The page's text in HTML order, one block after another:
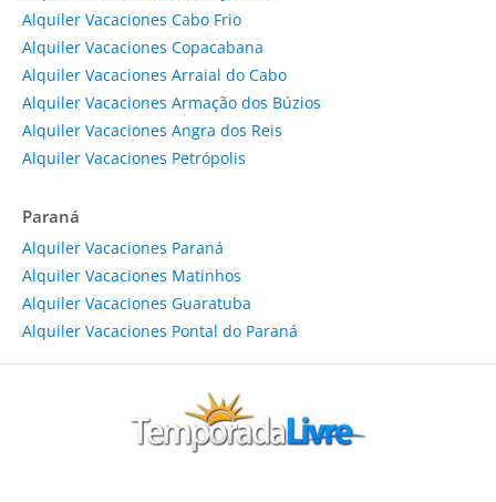
Alquiler Vacaciones Cabo Frio
Alquiler Vacaciones Copacabana
Alquiler Vacaciones Arraial do Cabo
Alquiler Vacaciones Armação dos Búzios
Alquiler Vacaciones Angra dos Reis
Alquiler Vacaciones Petrópolis
Paraná
Alquiler Vacaciones Paraná
Alquiler Vacaciones Matinhos
Alquiler Vacaciones Guaratuba
Alquiler Vacaciones Pontal do Paraná